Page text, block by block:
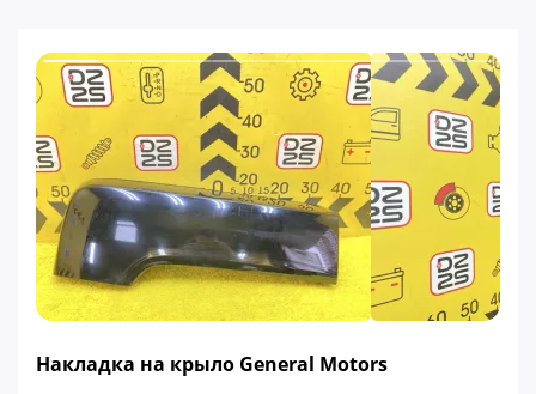
Накладка на крыло General Motors